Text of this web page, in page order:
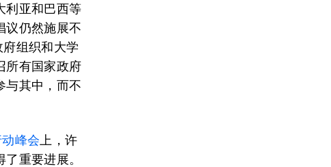
利亚和巴西等
议仍然施展不
组织和大学
所有国家政府
与其中，而不
峰会 上，许
重要进展。